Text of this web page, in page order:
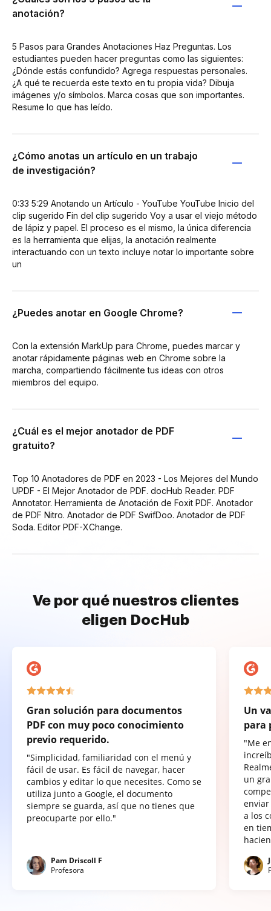
anotación?
5 Pasos para Grandes Anotaciones Haz Preguntas. Los
estudiantes pueden hacer preguntas como las siguientes:
¿Dónde estás confundido? Agrega respuestas personales.
¿A qué te recuerda este texto en tu propia vida? Dibuja
imágenes y/o símbolos. Marca cosas que son importantes.
Resume lo que has leído.
¿Cómo anotas un artículo en un trabajo
de investigación?
0:33 5:29 Anotando un Artículo - YouTube YouTube Inicio del
clip sugerido Fin del clip sugerido Voy a usar el viejo método
de lápiz y papel. El proceso es el mismo, la única diferencia
es la herramienta que elijas, la anotación realmente
interactuando con un texto incluye notar lo importante sobre
un
¿Puedes anotar en Google Chrome?
Con la extensión MarkUp para Chrome, puedes marcar y
anotar rápidamente páginas web en Chrome sobre la
marcha, compartiendo fácilmente tus ideas con otros
miembros del equipo.
¿Cuál es el mejor anotador de PDF
gratuito?
Top 10 Anotadores de PDF en 2023 - Los Mejores del Mundo
UPDF - El Mejor Anotador de PDF. docHub Reader. PDF
Annotator. Herramienta de Anotación de Foxit PDF. Anotador
de PDF Nitro. Anotador de PDF SwifDoo. Anotador de PDF
Soda. Editor PDF-XChange.
Ve por qué nuestros clientes
eligen DocHub
Gran solución para documentos
PDF con muy poco conocimiento
previo requerido.
"Simplicidad, familiaridad con el menú y
fácil de usar. Es fácil de navegar, hacer
cambios y editar lo que necesites. Como se
utiliza junto a Google, el documento
siempre se guarda, así que no tienes que
preocuparte por ello."
Pam Driscoll F
Profesora
Un
para
"Me
un
a los
en